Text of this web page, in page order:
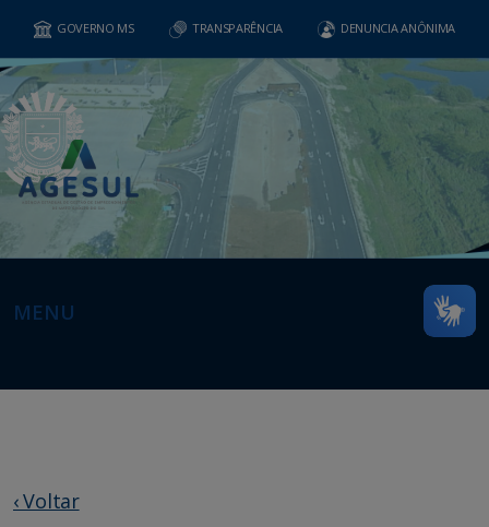
GOVERNO MS TRANSPARÊNCIA DENUNCIA ANÔNIMA
MENU
‹ Voltar